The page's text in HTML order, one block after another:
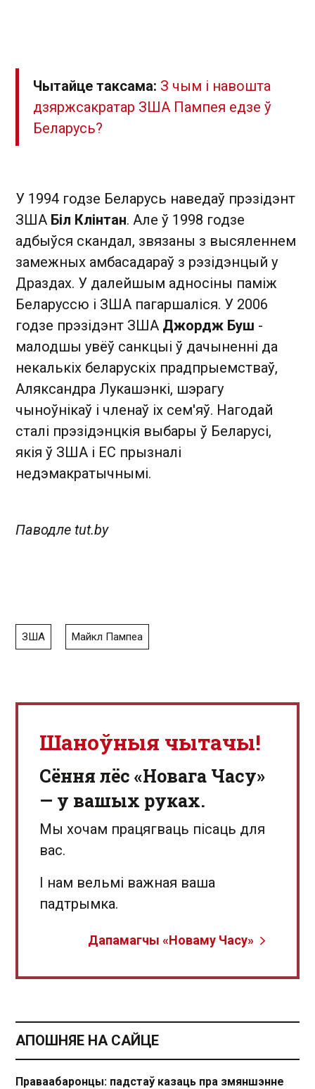
Чытайце таксама: З чым і навошта
дзяржсакратар ЗША Пампея едзе ў
Беларусь?
У 1994 годзе Беларусь наведаў прэзідэнт
ЗША Біл Клінтан. Але ў 1998 годзе
адбыўся скандал, звязаны з высяленнем
замежных амбасадараў з рэзідэнцый у
Драздах. У далейшым адносіны паміж
Беларуссю і ЗША пагаршаліся. У 2006
годзе прэзідэнт ЗША Джордж Буш -
малодшы увёў санкцыі ў дачыненні да
некалькіх беларускіх прадпрыемстваў,
Аляксандра Лукашэнкі, шэрагу
чыноўнікаў і членаў іх сем'яў. Нагодай
сталі прэзідэнцкія выбары ў Беларусі,
якія ў ЗША і ЕС прызналі
недэмакратычнымі.
Паводле tut.by
ЗША Майкл Пампеа
Шаноўныя чытачы!
Сёння лёс «Новага Часу»
— у вашых руках.
Мы хочам працягваць пісаць для
вас.
І нам вельмі важная ваша
падтрымка.
Дапамагчы «Новаму Часу»
АПОШНЯЕ НА САЙЦЕ
Праваабаронцы: падстаў казаць пра змяншэнне